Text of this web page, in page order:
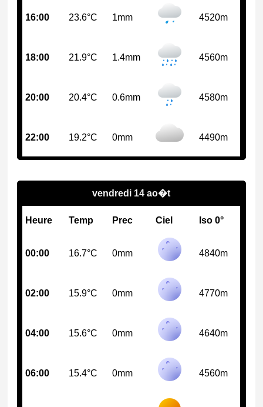
16:00 23.6°C 1mm 4520m
18:00 21.9°C 1.4mm 4560m
20:00 20.4°C 0.6mm 4580m
22:00 19.2°C 0mm 4490m
vendredi 14 ao�t
Heure Temp Prec Ciel Iso 0°
00:00 16.7°C 0mm 4840m
02:00 15.9°C 0mm 4770m
04:00 15.6°C 0mm 4640m
06:00 15.4°C 0mm 4560m